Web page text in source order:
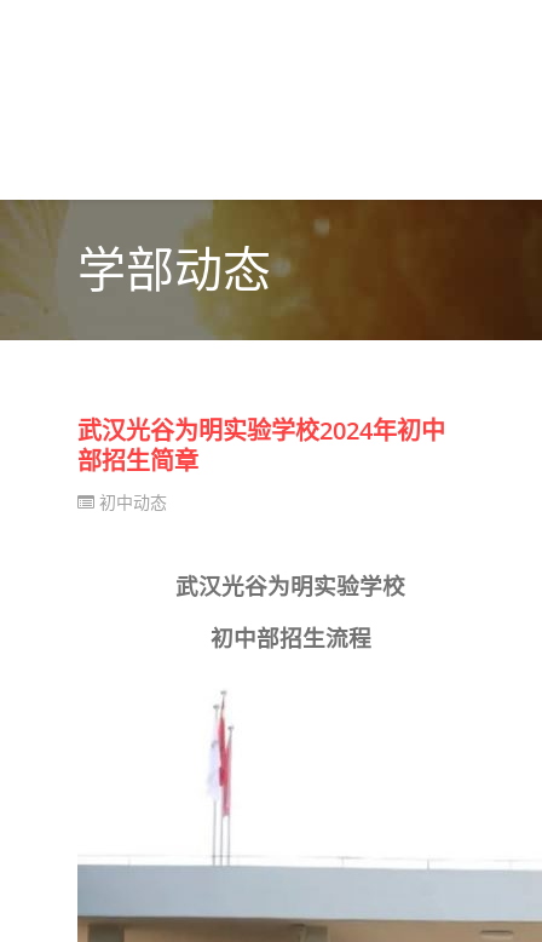
学部动态
武汉光谷为明实验学校2024年初中
部招生简章
初中动态
武汉光谷为明实验学校
初中部招生流程